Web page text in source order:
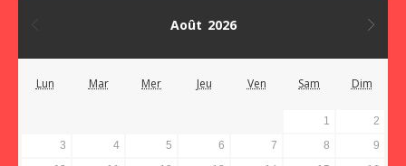
Août 2026
Lun Mar Mer Jeu Ven Sam Dim
1
2
3
4 5 6 7 8
9